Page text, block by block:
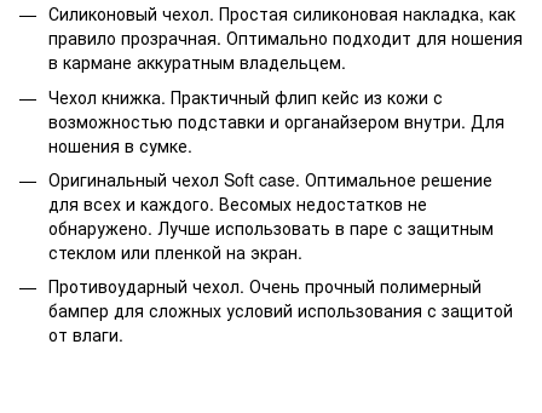
Силиконовый чехол. Простая силиконовая накладка, как
правило прозрачная. Оптимально подходит для ношения
в кармане аккуратным владельцем.
Чехол книжка. Практичный флип кейс из кожи с
возможностью подставки и органайзером внутри. Для
ношения в сумке.
Оригинальный чехол Soft case. Оптимальное решение
для всех и каждого. Весомых недостатков не
обнаружено. Лучше использовать в паре с защитным
стеклом или пленкой на экран.
Противоударный чехол. Очень прочный полимерный
бампер для сложных условий использования с защитой
от влаги.